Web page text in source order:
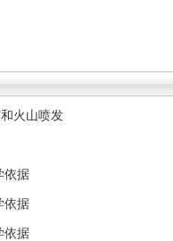
火山喷发
依据
依据
依据